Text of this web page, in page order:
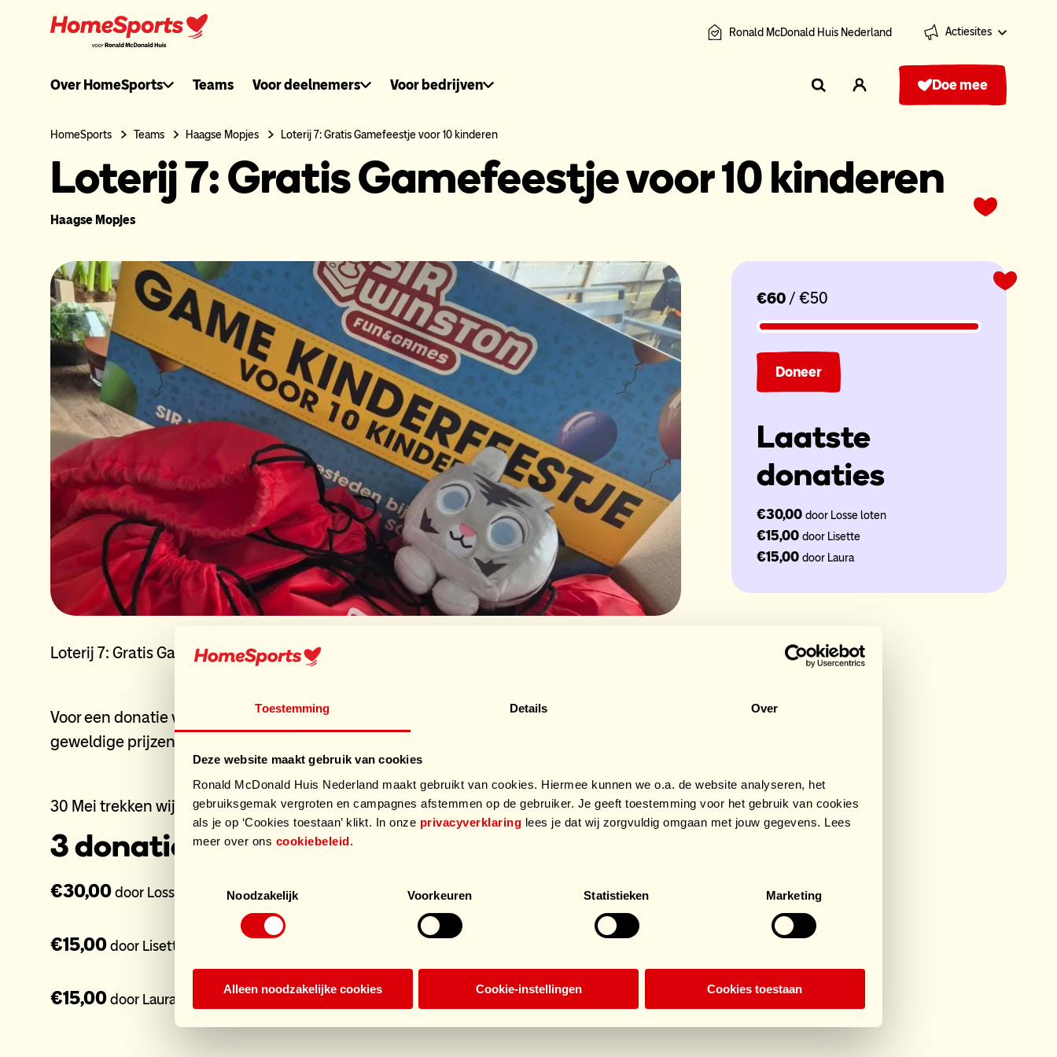
Toestemming Details Over
Deze website maakt gebruik van cookies
Ronald McDonald Huis Nederland maakt gebruikt van cookies. Hiermee kunnen we o.a. de website analyseren, het
gebruiksgemak vergroten en campagnes afstemmen op de gebruiker. Je geeft toestemming voor het gebruik van cookies
als je op ‘Cookies toestaan’ klikt. In onze privacyverklaring lees je dat wij zorgvuldig omgaan met jouw gegevens. Lees
meer over ons cookiebeleid.
Noodzakelijk
Voorkeuren Statistieken Marketing
Alleen noodzakelijke cookies Cookie-instellingen Cookies toestaan
Ronald McDonald Huis Nederland Actiesites
Ronaldmcdonaldhuis.nl
header
menu
Over HomeSports Teams Voor deelnemers Voor bedrijven Doe mee
HomeSports Teams Haagse Mopjes Loterij 7: Gratis Gamefeestje voor 10 kinderen
Loterij 7: Gratis Gamefeestje voor 10 kinderen
Haagse Mopjes
Loterij 7: Gratis Game-Kinderfeestje voor 10 kinderen bij Sir Winston in Scheveningen!
Voor een donatie van 7,50 kun je meedoen aan deze leuke loterij en maak je kans op deze
geweldige prijzen.
30 Mei trekken wij de lootjes online!
3 donaties
€30,00door Losse loten
€15,00door Lisette
€15,00door Laura
€60 / €50
Doneer
Laatste
donaties
€30,00 door Losse loten
€15,00 door Lisette
€15,00 door Laura